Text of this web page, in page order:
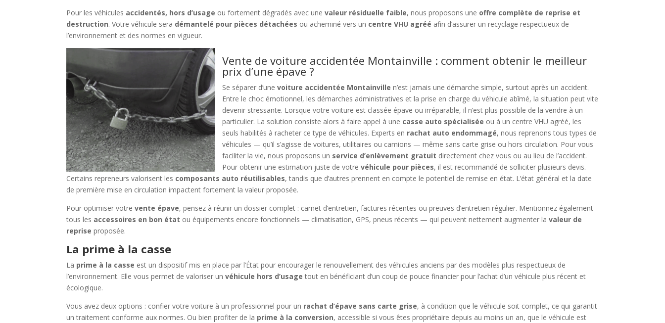
Pour les véhicules accidentés, hors d’usage ou fortement dégradés avec unevaleur résiduelle faible, nous proposons une offre complète de reprise et
destruction. Votre véhicule sera démantelé pour pièces détachées ou acheminé vers un centre VHU agréé afin d’assurer un recyclage respectueux de
l’environnement et des normes en vigueur.
Vente de voiture accidentée Montainville : comment obtenir le meilleur
prix d’une épave ?
Se séparer d’unevoiture accidentée Montainville n’est jamais une démarche simple, surtout après un accident.
Entre le choc émotionnel, les démarches administratives et la prise en charge du véhicule abîmé, la situation peut vite
devenir stressante. Lorsque votre voiture est classée épave ou irréparable, il n’est plus possible de la vendre à un
particulier. La solution consiste alors à faire appel à une casse auto spécialisée ou à un centre VHU agréé, les
seuls habilités à racheter ce type de véhicules. Experts en rachat auto endommagé, nous reprenons tous types de
véhicules — qu’il s’agisse de voitures, utilitaires ou camions — même sans carte grise ou hors circulation. Pour vous
faciliter la vie, nous proposons un service d’enlèvement gratuit directement chez vous ou au lieu de l’accident.
Pour obtenir une estimation juste de votrevéhicule pour pièces, il est recommandé de solliciter plusieurs devis.
Certains repreneurs valorisent les composants auto réutilisables, tandis que d’autres prennent en compte le potentiel de remise en état. L’état général et la date
de première mise en circulation impactent fortement la valeur proposée.
Pour optimiser votrevente épave, pensez à réunir un dossier complet : carnet d’entretien, factures récentes ou preuves d’entretien régulier. Mentionnez également
tous les accessoires en bon état ou équipements encore fonctionnels — climatisation, GPS, pneus récents — qui peuvent nettement augmenter lavaleur de
reprise proposée.
La prime à la casse
La prime à la casse est un dispositif mis en place par l’État pour encourager le renouvellement des véhicules anciens par des modèles plus respectueux de
l’environnement. Elle vous permet de valoriser unvéhicule hors d’usage tout en bénéficiant d’un coup de pouce financier pour l’achat d’un véhicule plus récent et
écologique.
Vous avez deux options : confier votre voiture à un professionnel pour un rachat d’épave sans carte grise, à condition que le véhicule soit complet, ce qui garantit
un traitement conforme aux normes. Ou bien profiter de la prime à la conversion, accessible si vous êtes propriétaire depuis au moins un an, que le véhicule est